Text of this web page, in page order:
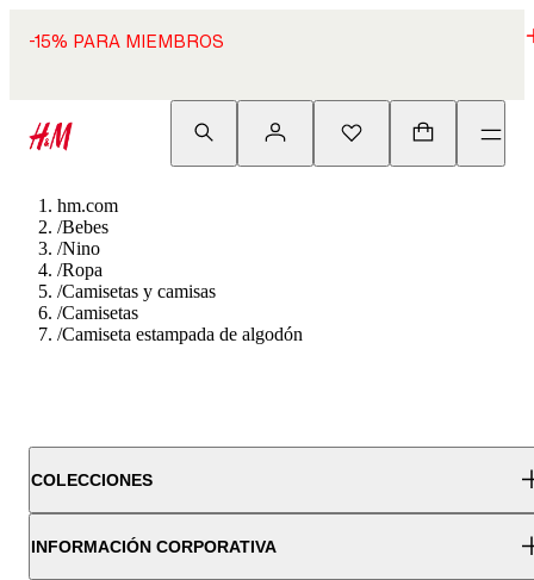
-15% PARA MIEMBROS
hm.com
/Bebes
/Nino
/Ropa
/Camisetas y camisas
/Camisetas
/Camiseta estampada de algodón
COLECCIONES
INFORMACIÓN CORPORATIVA